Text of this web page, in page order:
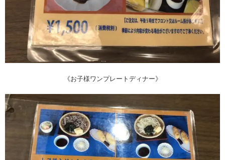
《お子様ワンプレートディナー》